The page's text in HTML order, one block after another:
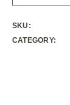
SKU:
CATEGORY: